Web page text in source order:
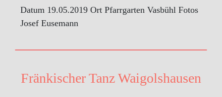
Datum 19.05.2019 Ort Pfarrgarten Vasbühl Fotos
Josef Eusemann
Fränkischer Tanz Waigolshausen